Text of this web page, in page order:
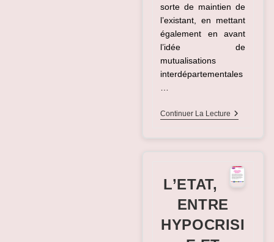
sorte de maintien de
l’existant, en mettant
également en avant
l’idée de
mutualisations
interdépartementales
Continuer La Lecture L’avenir
?
L’ETAT,
ENTRE
HYPOCRISI